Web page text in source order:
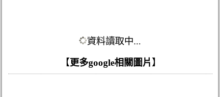
資料讀取中...
【更多google相關圖片 】